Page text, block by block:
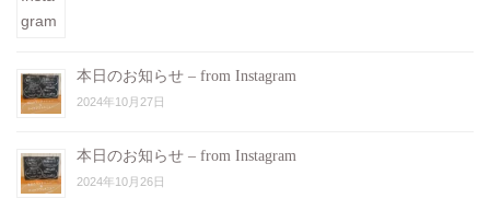
本日のお知らせ – from Instagram
2024年10月27日
本日のお知らせ – from Instagram
2024年10月26日